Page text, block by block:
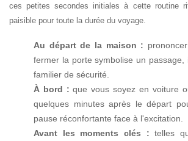
ces petites secondes initiales à cette routine
paisible pour toute la durée du voyage.
Au départ de la maison :
fermer la porte symbolise un passage,
familier de sécurité.
À bord : que vous soyez en voiture
quelques minutes après le départ
pause réconfortante face à l'excitation.
Avant les moments clés : telles